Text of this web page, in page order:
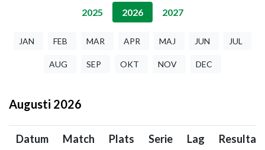
2025 2026 2027
JAN FEB MAR APR MAJ JUN JUL
AUG SEP OKT NOV DEC
Augusti 2026
Datum Match Plats Serie Lag Resultat